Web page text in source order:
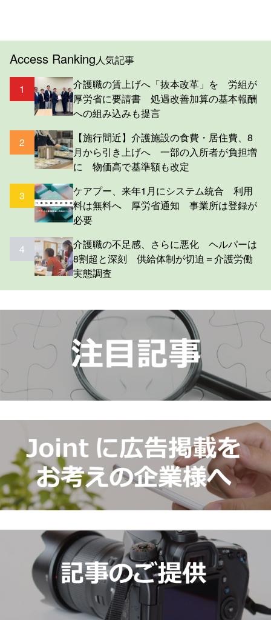
Access Ranking人気記事
1
介護職の賃上げへ「抜本改革」を 労組が
厚労省に要請書 処遇改善加算の基本報酬
への組み込みも提言
2
【施行間近】介護施設の食費・居住費、8
月から引き上げへ 一部の入所者が負担増
に 物価高で基準額も改定
3
ケアプー、来年1月にシステム統合 利用
料は無料へ 厚労省通知 事業所は登録が
必要
4
介護職の不足感、さらに悪化 ヘルパーは
8割超と深刻 供給体制が切迫＝介護労働
実態調査